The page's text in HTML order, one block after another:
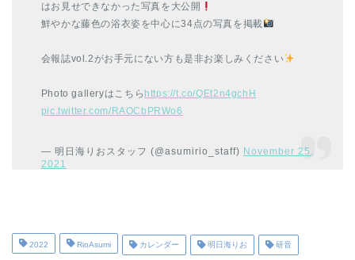
はお見せできなかった写真を大公開
鮮やかな藤色の浴衣姿を中心に34点の写真を掲載
会報誌vol.2がお手元にない方も是非お楽しみください
Photo galleryはこちら https://t.co/QEt2n4gchH
pic.twitter.com/RAOCbPRWo6
— 明日海りおスタッフ (@asumirio_staff) November 25,
2021
2022 RioAsumi カレンダー 明日海りお 研音